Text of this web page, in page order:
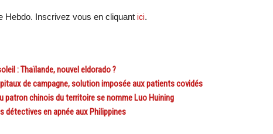
Hebdo. Inscrivez vous en cliquant ici.
: Thaïlande, nouvel eldorado ?
de campagne, solution imposée aux patients covidés
patron chinois du territoire se nomme Luo Huining
détectives en apnée aux Philippines